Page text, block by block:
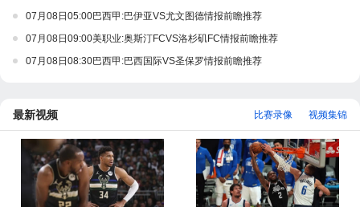
07月08日05:00巴西甲:巴伊亚VS尤文图德情报前瞻推荐
07月08日09:00美职业:奥斯汀FCVS洛杉矶FC情报前瞻推荐
07月08日08:30巴西甲:巴西国际VS圣保罗情报前瞻推荐
最新视频 视频集锦
比赛录像